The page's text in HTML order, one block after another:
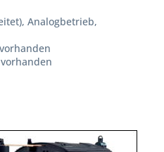
Analogbetrieb,